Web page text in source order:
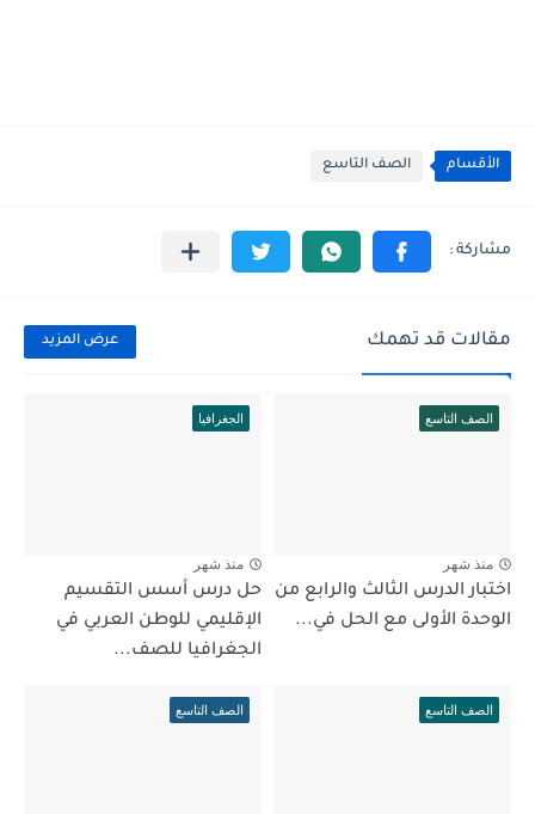
الأقسام الصف التاسع
مقالات قد تهمك عرض المزيد
الصف التاسع
منذ شهر
اختبار الدرس الثالث والرابع من
الوحدة الأولى مع الحل في...
الجغرافيا
منذ شهر
حل درس أسس التقسيم
الإقليمي للوطن العربي في
الجغرافيا للصف...
الصف التاسع الصف التاسع